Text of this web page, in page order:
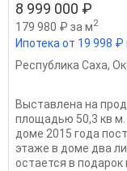
8 999 000 ₽
179 980 ₽ за м2
Ипотека от 19 998
Республика Саха,
Выставлена на
площадью 50,3 кв м.
доме 2015 года
этаже в доме два
остается в подарок